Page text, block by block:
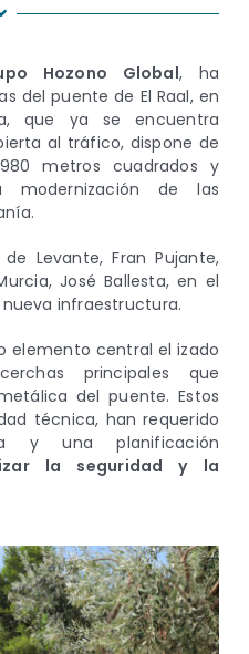
Hozono Global, ha
del puente de El Raal, en
que ya se encuentra
al tráfico, dispone de
metros cuadrados y
de las
Levante, Fran Pujante,
José Ballesta, en el
infraestructura.
elemento central el izado
principales que
del puente. Estos
técnica, han requerido
y una planificación
la seguridad y la